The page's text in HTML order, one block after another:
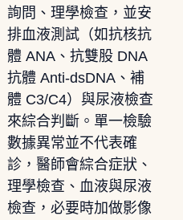
詢問、理學檢查，並安
排血液測試（如抗核抗
體 ANA、抗雙股 DNA
抗體 Anti-dsDNA、補
體 C3/C4）與尿液檢查
來綜合判斷。單一檢驗
數據異常並不代表確
診，醫師會綜合症狀、
理學檢查、血液與尿液
檢查，必要時加做影像